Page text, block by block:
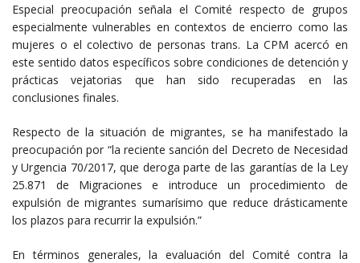
Especial preocupación señala el Comité respecto de grupos
especialmente vulnerables en contextos de encierro como las
mujeres o el colectivo de personas trans. La CPM acercó en
este sentido datos específicos sobre condiciones de detención y
prácticas vejatorias que han sido recuperadas en las
conclusiones finales.
Respecto de la situación de migrantes, se ha manifestado la
preocupación por “la reciente sanción del Decreto de Necesidad
y Urgencia 70/2017, que deroga parte de las garantías de la Ley
25.871 de Migraciones e introduce un procedimiento de
expulsión de migrantes sumarísimo que reduce drásticamente
los plazos para recurrir la expulsión.”
En términos generales, la evaluación del Comité contra la